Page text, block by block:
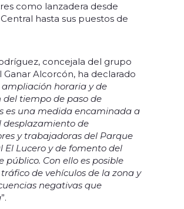
como lanzadera desde
hasta sus puestos de
concejala del grupo
Ganar Alcorcón, ha declarado
ampliación horaria y de
del tiempo de paso de
es una medida encaminada a
desplazamiento de
y trabajadoras del Parque
El Lucero y de fomento del
público. Con ello es posible
de vehículos de la zona y
negativas que
”.